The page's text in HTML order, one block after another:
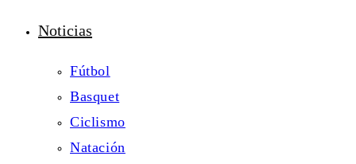
Noticias
Fútbol
Basquet
Ciclismo
Natación